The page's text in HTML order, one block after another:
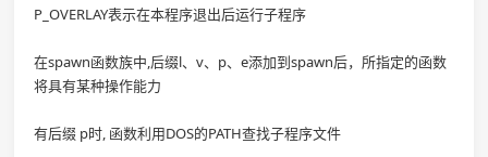
P_OVERLAY表示在本程序退出后运行子程序
在spawn函数族中,后缀l、v、p、e添加到spawn后，所指定的函数
将具有某种操作能力
有后缀 p时, 函数利用DOS的PATH查找子程序文件